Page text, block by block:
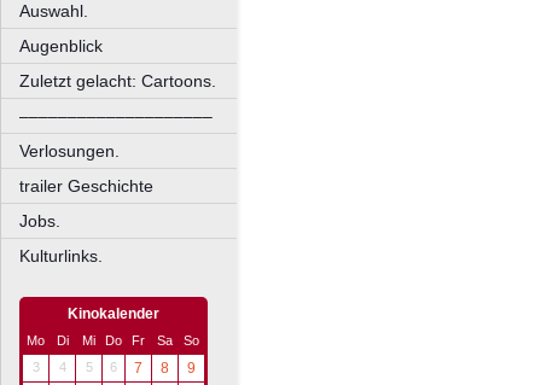
Auswahl.
Augenblick
Zuletzt gelacht: Cartoons.
––––––––––––––––––––
Verlosungen.
trailer Geschichte
Jobs.
Kulturlinks.
Kinokalender
Mo Di Mi Do Fr Sa
So
3
4 5 6 7 8
9